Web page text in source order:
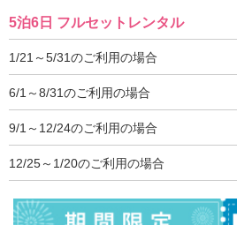
5泊6日 フルセットレンタル
1/21～5/31のご利用の場合
6/1～8/31のご利用の場合
9/1～12/24のご利用の場合
12/25～1/20のご利用の場合